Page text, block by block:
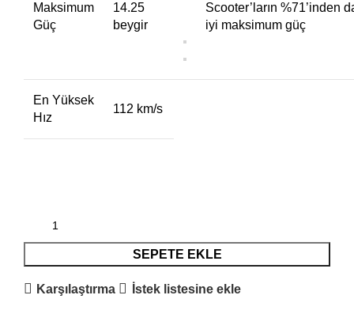
Maksimum
Güç
14.25
beygir
Scooter’ların %71’inden
iyi maksimum güç
En Yüksek
Hız
112 km/s
SEPETE EKLE
Karşılaştırma İstek listesine ekle